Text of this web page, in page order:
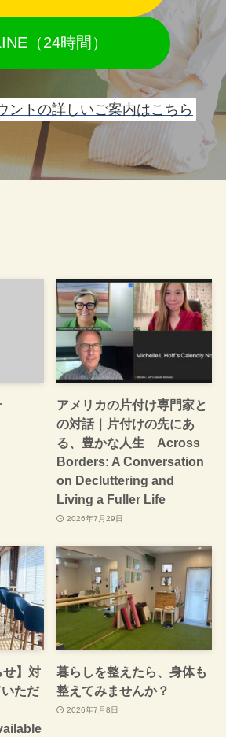
（24時間）
ントの詳しいご案内はこちら
アメリカの片付け専門家と
の対話｜片付けの先にあ
る、豊かな人生 Across
Borders: A Conversation
on Decluttering and
Living a Fuller Life
2026年7月29日
せ】対
ただ
暮らしを整えたら、身体も
整えてみませんか？
2026年7月8日